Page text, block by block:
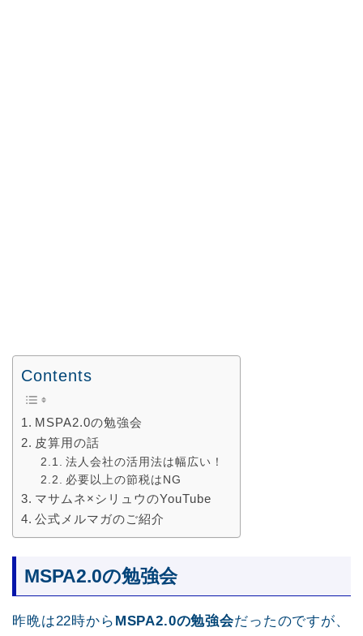
Contents
MSPA2.0の勉強会
皮算用の話
法人会社の活用法は幅広い！
必要以上の節税はNG
マサムネ×シリュウのYouTube
公式メルマガのご紹介
MSPA2.0の勉強会
昨晩は22時から MSPA2.0の勉強会だったのですが、